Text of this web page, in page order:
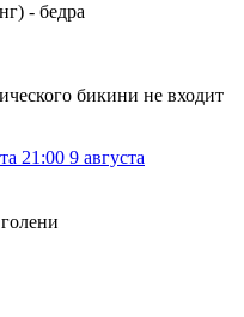
- бедра
бикини не входит
21:00 9 августа